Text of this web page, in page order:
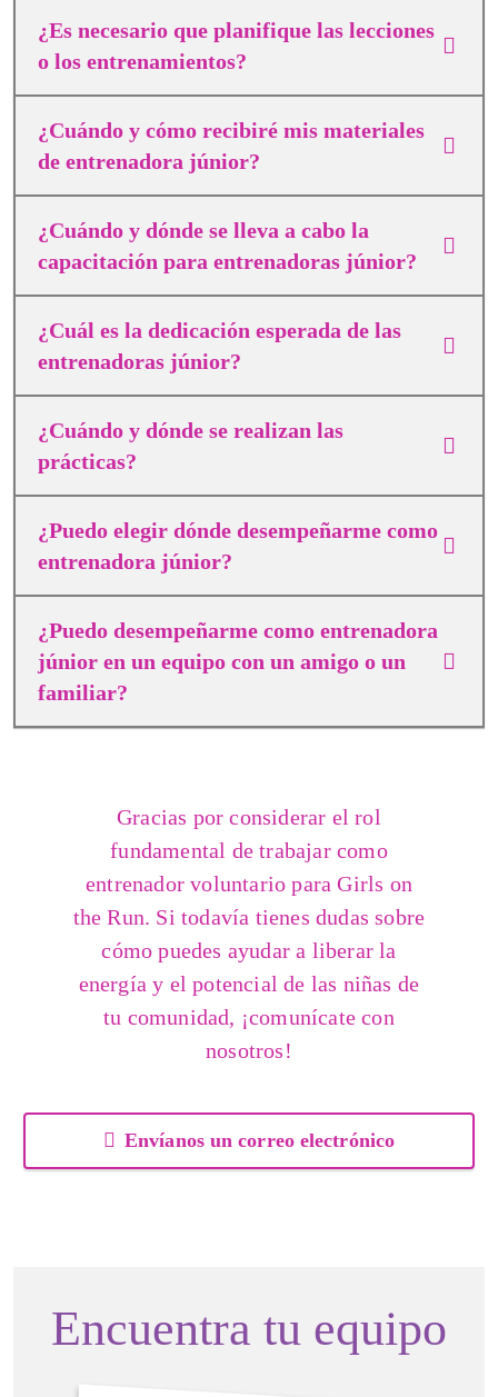
¿Es necesario que planifique las lecciones
o los entrenamientos?
¿Cuándo y cómo recibiré mis materiales
de entrenadora júnior?
¿Cuándo y dónde se lleva a cabo la
capacitación para entrenadoras júnior?
¿Cuál es la dedicación esperada de las
entrenadoras júnior?
¿Cuándo y dónde se realizan las
prácticas?
¿Puedo elegir dónde desempeñarme como
entrenadora júnior?
¿Puedo desempeñarme como entrenadora
júnior en un equipo con un amigo o un
familiar?
Gracias por considerar el rol
fundamental de trabajar como
entrenador voluntario para Girls on
the Run. Si todavía tienes dudas sobre
cómo puedes ayudar a liberar la
energía y el potencial de las niñas de
tu comunidad, ¡comunícate con
nosotros!
Envíanos un correo electrónico
Encuentra tu equipo